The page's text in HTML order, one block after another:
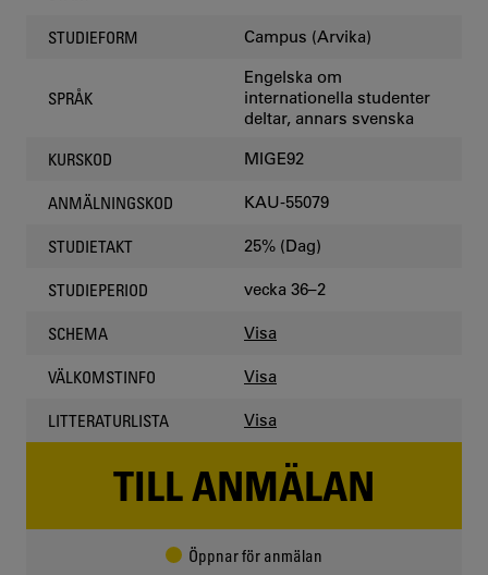
STUDIEFORM Campus (Arvika)
SPRÅK
Engelska om
internationella studenter
deltar, annars svenska
KURSKOD MIGE92
ANMÄLNINGSKOD KAU-55079
STUDIETAKT 25% (Dag)
STUDIEPERIOD vecka 36–2
SCHEMA Visa
VÄLKOMSTINFO Visa
LITTERATURLISTA Visa
TILL ANMÄLAN
Öppnar för anmälan